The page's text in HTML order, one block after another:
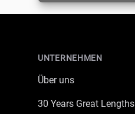
UNTERNEHMEN
Über uns
30 Years Great Lengths